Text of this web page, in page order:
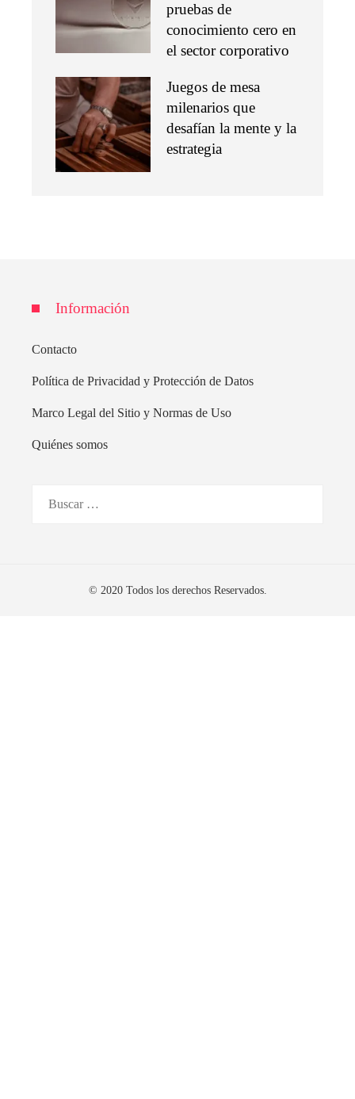
pruebas de
conocimiento cero en
el sector corporativo
Juegos de mesa
milenarios que
desafían la mente y la
estrategia
Información
Contacto
Política de Privacidad y Protección de Datos
Marco Legal del Sitio y Normas de Uso
Quiénes somos
© 2020 Todos los derechos Reservados.